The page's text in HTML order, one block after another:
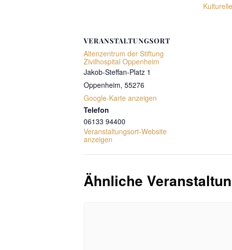
VERANSTALTUNGSORT
Altenzentrum der Stiftung
Zivilhospital Oppenheim
Jakob-Steffan-Platz 1
Oppenheim, 55276
Google-Karte anzeigen
Telefon
06133 94400
Veranstaltungsort-Website
anzeigen
Ähnliche